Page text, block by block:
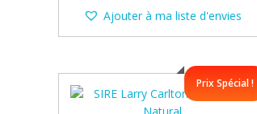
Ajouter à ma liste d'envies
Prix Spécial !